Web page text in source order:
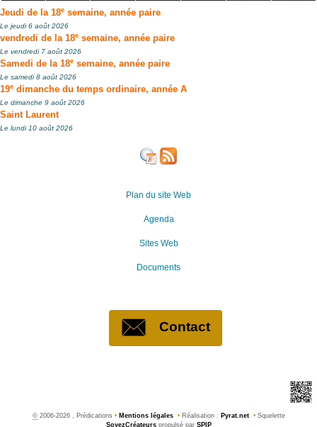
Jeudi de la 18e semaine, année paire
Le jeudi 6 août 2026
vendredi de la 18e semaine, année paire
Le vendredi 7 août 2026
Samedi de la 18e semaine, année paire
Le samedi 8 août 2026
19e dimanche du temps ordinaire, année A
Le dimanche 9 août 2026
Saint Laurent
Le lundi 10 août 2026
Plan du site Web
Agenda
Sites Web
Documents
Contact
©2006-2026 , Prédications • Mentions légales • Réalisation : Pyrat.net •Squelette
SoyezCréateurspropulsé par SPIP